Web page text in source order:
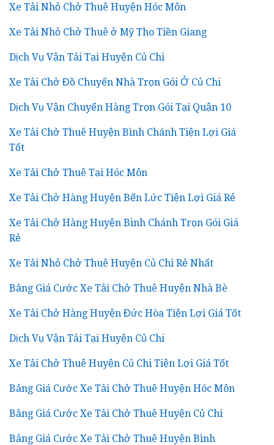
Xe Tải Nhỏ Chở Thuê Huyện Hóc Môn
Xe Tải Nhỏ Chở Thuê ở Mỹ Tho Tiền Giang
Dịch Vụ Vận Tải Tại Huyện Củ Chi
Xe Tải Chở Đồ Chuyển Nhà Trọn Gói Ở Củ Chi
Dịch Vụ Vận Chuyển Hàng Trọn Gói Tại Quận 10
Xe Tải Chở Thuê Huyện Bình Chánh Tiện Lợi Giá
Tốt
Xe Tải Chở Thuê Tại Hóc Môn
Xe Tải Chở Hàng Huyện Bến Lức Tiện Lợi Giá Rẻ
Xe Tải Chở Hàng Huyện Bình Chánh Trọn Gói Giá
Rẻ
Xe Tải Nhỏ Chở Thuê Huyện Củ Chi Rẻ Nhất
Bảng Giá Cước Xe Tải Chở Thuê Huyện Nhà Bè
Xe Tải Chở Hàng Huyện Đức Hòa Tiện Lợi Giá Tốt
Dịch Vụ Vận Tải Tại Huyện Củ Chi
Xe Tải Chở Thuê Huyện Củ Chi Tiện Lợi Giá Tốt
Bảng Giá Cước Xe Tải Chở Thuê Huyện Hóc Môn
Bảng Giá Cước Xe Tải Chở Thuê Huyện Củ Chi
Bảng Giá Cước Xe Tải Chở Thuê Huyện Bình